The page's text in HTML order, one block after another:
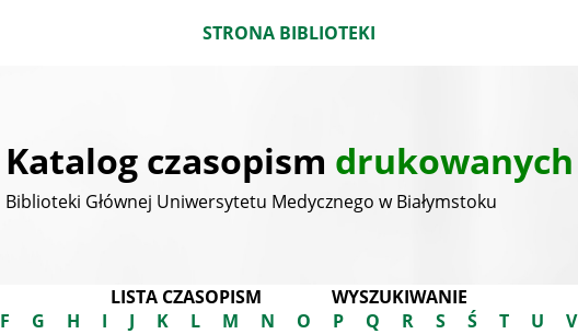
STRONA BIBLIOTEKI
Katalog czasopism drukowanych
Biblioteki Głównej Uniwersytetu Medycznego w Białymstoku
LISTA CZASOPISM
WYSZUKIWANIE
F G H I J K L M N O P Q R S Ś T U V